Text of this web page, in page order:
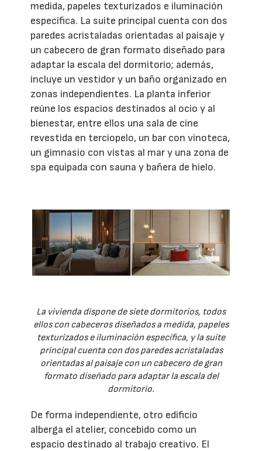
medida, papeles texturizados e iluminación
específica. La suite principal cuenta con dos
paredes acristaladas orientadas al paisaje y
un cabecero de gran formato diseñado para
adaptar la escala del dormitorio; además,
incluye un vestidor y un baño organizado en
zonas independientes. La planta inferior
reúne los espacios destinados al ocio y al
bienestar, entre ellos una sala de cine
revestida en terciopelo, un bar con vinoteca,
un gimnasio con vistas al mar y una zona de
spa equipada con sauna y bañera de hielo.
La vivienda dispone de siete dormitorios, todos
ellos con cabeceros diseñados a medida, papeles
texturizados e iluminación específica, y la suite
principal cuenta con dos paredes acristaladas
orientadas al paisaje con un cabecero de gran
formato diseñado para adaptar la escala del
dormitorio.
De forma independiente, otro edificio
alberga el atelier, concebido como un
espacio destinado al trabajo creativo. El